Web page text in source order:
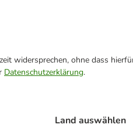
widersprechen, ohne dass
Datenschutzerklärung.
Land auswählen